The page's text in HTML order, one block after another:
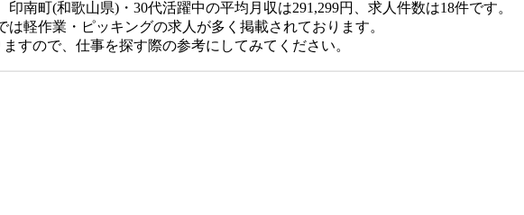
南町(和歌山県)・30代活躍中の平均月収は291,299円、求人件数は18件です。
軽作業・ピッキングの求人が多く掲載されております。
すので、仕事を探す際の参考にしてみてください。